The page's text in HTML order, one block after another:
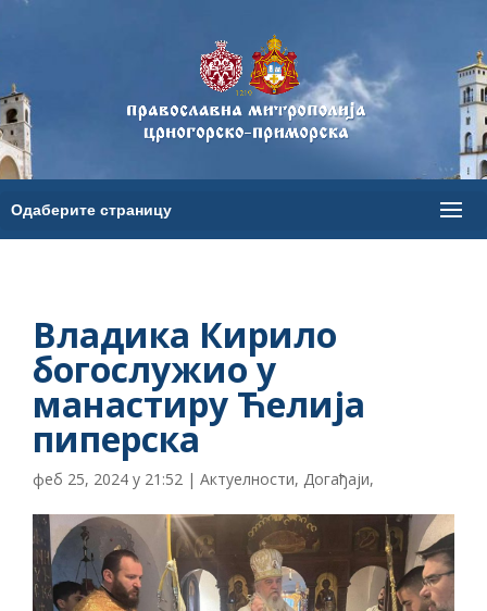
Владика Кирило
богослужио у
манастиру Ћелија
пиперска
феб 25, 2024 у 21:52 | Актуелности, Догађаји,